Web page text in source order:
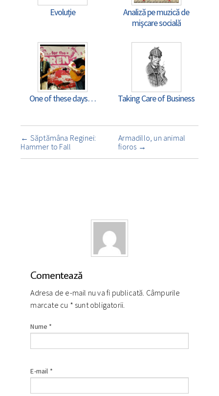
Evoluție
Analiză pe muzică de
mişcare socială
One of these days… Taking Care of Business
Navigare
însemnare
← Săptămâna Reginei:
Hammer to Fall
Armadillo, un animal
fioros →
Comentează
Adresa de e-mail nu va fi publicată. Câmpurile
marcate cu * sunt obligatorii.
Nume *
E-mail *